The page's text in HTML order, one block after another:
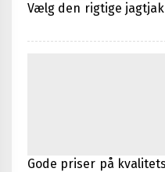
Vælg den rigtige
Gode priser på